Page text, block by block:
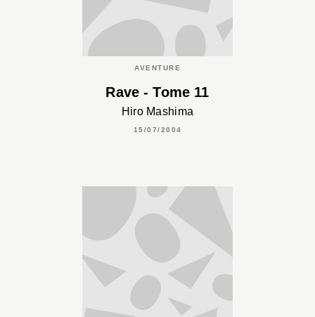
AVENTURE
Rave - Tome 11
Hiro Mashima
15/07/2004